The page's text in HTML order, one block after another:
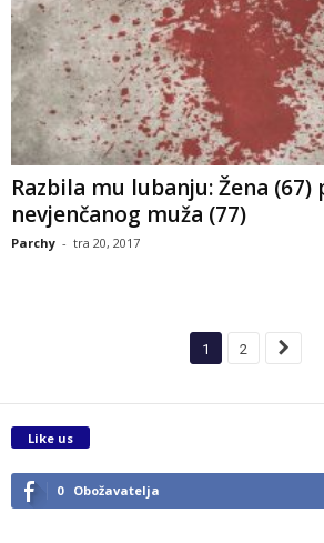
Razbila mu lubanju: Žena (67)
nevjenčanog muža (77)
Parchy - tra 20, 2017
1 2
Like us
0 Obožavatelja